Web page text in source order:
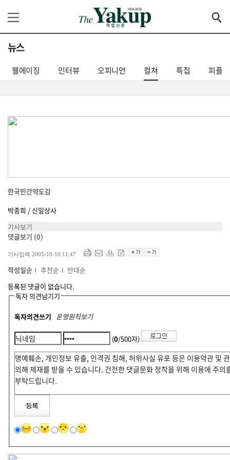
뉴스
웰에이징 인터뷰 오피니언 컬쳐 특집 피플
한국민간약도감
박종희 / 신일상사
기사보기
댓글보기 (0)
기사입력 2005-10-10 11:47
작성일순 추천순
반대순
등록된 댓글이 없습니다.
독자 의견남기기
독자의견쓰기 운영원칙보기
(0/500자)